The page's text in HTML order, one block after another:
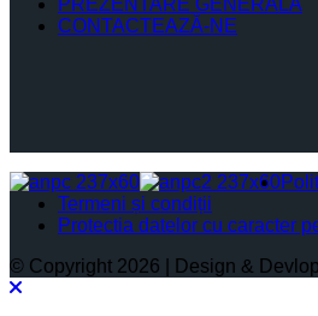
CONTACTEAZĂ-NE
Termeni și condiții
Protectia datelor cu caracter
© Copyright 2026 | Design &